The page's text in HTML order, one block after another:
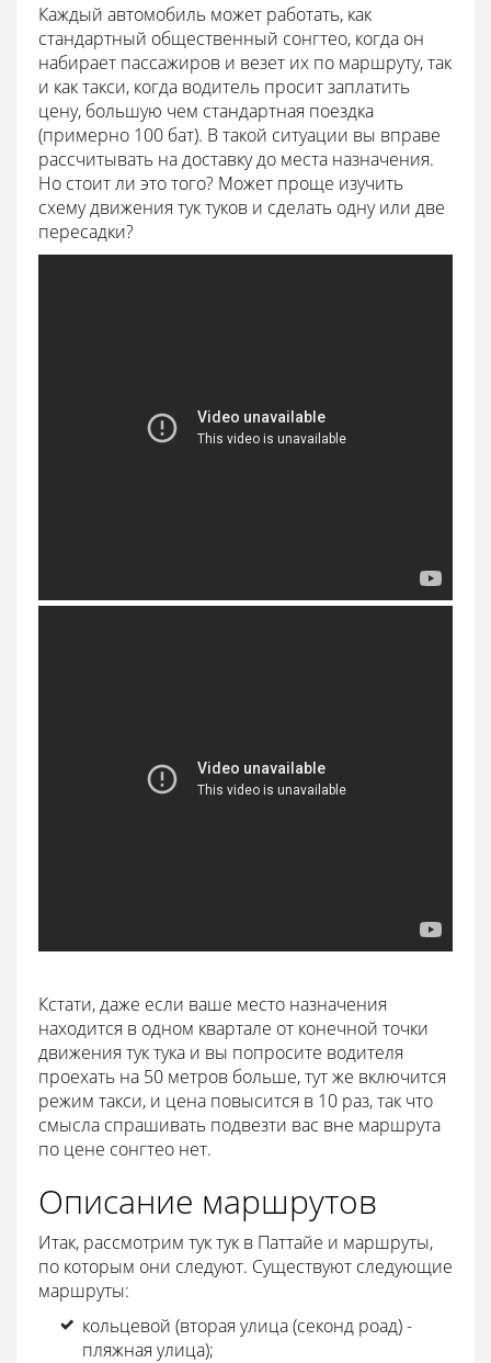
Каждый автомобиль может работать, как
стандартный общественный сонгтео, когда он
набирает пассажиров и везет их по маршруту, так
и как такси, когда водитель просит заплатить
цену, большую чем стандартная поездка
(примерно 100 бат). В такой ситуации вы вправе
рассчитывать на доставку до места назначения.
Но стоит ли это того? Может проще изучить
схему движения тук туков и сделать одну или две
пересадки?
Кстати, даже если ваше место назначения
находится в одном квартале от конечной точки
движения тук тука и вы попросите водителя
проехать на 50 метров больше, тут же включится
режим такси, и цена повысится в 10 раз, так что
смысла спрашивать подвезти вас вне маршрута
по цене сонгтео нет.
Описание маршрутов
Итак, рассмотрим тук тук в Паттайе и маршруты,
по которым они следуют. Существуют следующие
маршруты:
кольцевой (вторая улица (секонд роад) -
пляжная улица);